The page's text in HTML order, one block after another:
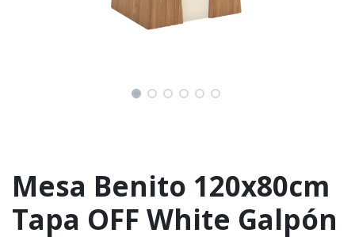
Mesa Benito 120x80cm
Tapa OFF White Galpón